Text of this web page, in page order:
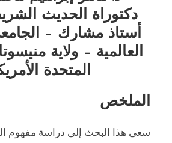
دكتوراة الحديث
أستاذ مشارك –
العالمية – ولاية
المتحدة
الملخص
سعى هذا البحث إلى دراسة مفهوم